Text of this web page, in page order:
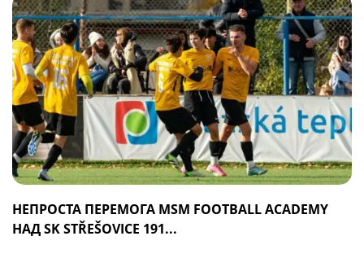
НЕПРОСТА ПЕРЕМОГА MSM FOOTBALL ACADEMY
НАД SK STŘEŠOVICE 191...